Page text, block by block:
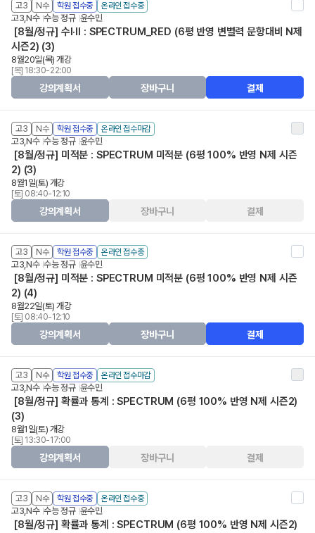
고3 N수 학원 접수중 온라인 접수중
고3,N수 수능 정규 윤수민
[8월/정규] 수Ⅰ·Ⅱ : SPECTRUM_RED (6평 반영 변별력 문항대비 N제
시즌2) (3)
8월20일(목) 개강
[목] 18:30-22:00
강의계획서 장바구니 결제
고3 N수 학원 접수중 온라인 접수마감
고3,N수 수능 정규 윤수민
[8월/정규] 미적분 : SPECTRUM 미적분 (6평 100% 반영 N제 시즌
2) (3)
8월1일(토) 개강
[토] 08:40-12:10
강의계획서 장바구니 결제
고3 N수 학원 접수중 온라인 접수중
고3,N수 수능 정규 윤수민
[8월/정규] 미적분 : SPECTRUM 미적분 (6평 100% 반영 N제 시즌
2) (4)
8월22일(토) 개강
[토] 08:40-12:10
강의계획서 장바구니 결제
고3 N수 학원 접수중 온라인 접수마감
고3,N수 수능 정규 윤수민
[8월/정규] 확률과 통계 : SPECTRUM (6평 100% 반영 N제 시즌2)
(3)
8월1일(토) 개강
[토] 13:30-17:00
강의계획서 장바구니 결제
고3 N수 학원 접수중 온라인 접수중
고3,N수 수능 정규 윤수민
[8월/정규] 확률과 통계 : SPECTRUM (6평 100% 반영 N제 시즌2)